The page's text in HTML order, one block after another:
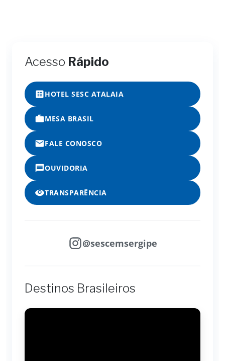
Acesso Rápido
HOTEL SESC ATALAIA
MESA BRASIL
FALE CONOSCO
OUVIDORIA
TRANSPARÊNCIA
@sescemsergipe
Destinos Brasileiros